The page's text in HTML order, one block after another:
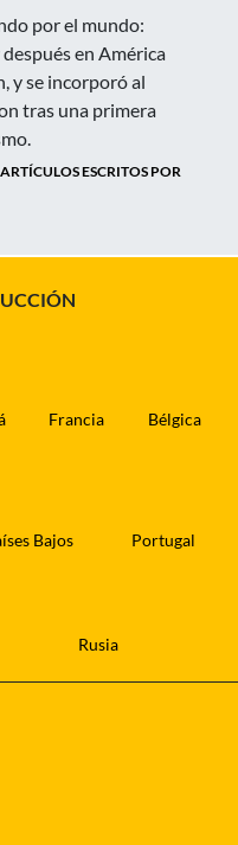
por el mundo:
en América
y se incorporó al
tras una primera
ESCRITOS POR
Francia Bélgica
Bajos Portugal
Rusia